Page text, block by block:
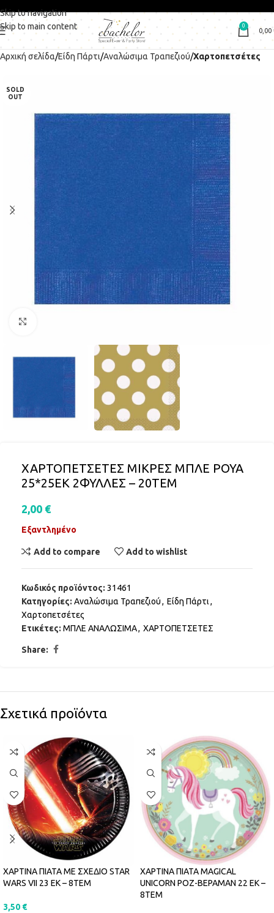
Skip to navigation
Skip to main content
0
0,00
Αρχική σελίδα Είδη Πάρτι Αναλώσιμα Τραπεζιού Χαρτοπετσέτες
SOLD
OUT
ΧΑΡΤΟΠΕΤΣΕΤΕΣ ΜΙΚΡΕΣ ΜΠΛΕ ΡΟΥΑ
25*25ΕΚ 2ΦΥΛΛΕΣ – 20ΤΕΜ
2,00 €
Εξαντλημένο
Add to compare Add to wishlist
Κωδικός προϊόντος: 31461
Κατηγορίες: Αναλώσιμα Τραπεζιού, Είδη Πάρτι,
Χαρτοπετσέτες
Ετικέτες: ΜΠΛΕ ΑΝΑΛΩΣΙΜΑ, ΧΑΡΤΟΠΕΤΣΕΤΕΣ
Share:
Σχετικά προϊόντα
ΧΑΡΤΙΝΑ ΠΙΑΤΑ ΜΕ ΣΧΕΔΙΟ STAR
WARS VII 23 ΕΚ – 8ΤΕΜ
3,50 €
ΧΑΡΤΙΝΑ ΠΙΑΤΑ MAGICAL
UNICORN ΡΟΖ-ΒΕΡΑΜΑΝ 22 ΕΚ –
8ΤΕΜ